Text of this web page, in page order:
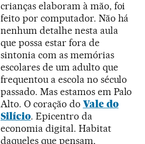
crianças elaboram à mão, foi
feito por computador. Não há
nenhum detalhe nesta aula
que possa estar fora de
sintonia com as memórias
escolares de um adulto que
frequentou a escola no século
passado. Mas estamos em Palo
Alto. O coração do Vale do
Silício. Epicentro da
economia digital. Habitat
daqueles que pensam,